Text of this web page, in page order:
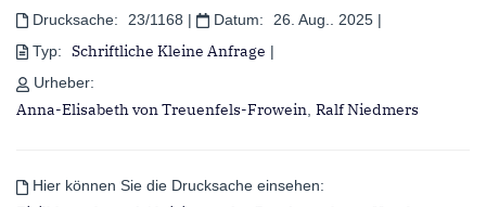
Drucksache: 23/1168 | Datum: 26. Aug.. 2025 |
Typ:
Schriftliche Kleine Anfrage |
Urheber:
Anna-Elisabeth von Treuenfels-Frowein, Ralf Niedmers
Hier können Sie die Drucksache einsehen: